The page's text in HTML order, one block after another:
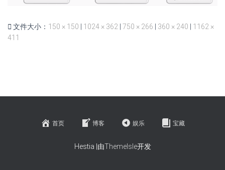
文件大小： 150 × 150 1024 × 362 750 × 266 360 × 240
1162 ×
411
首页 博客 娱乐 宝藏
Hestia |由ThemeIsle开发